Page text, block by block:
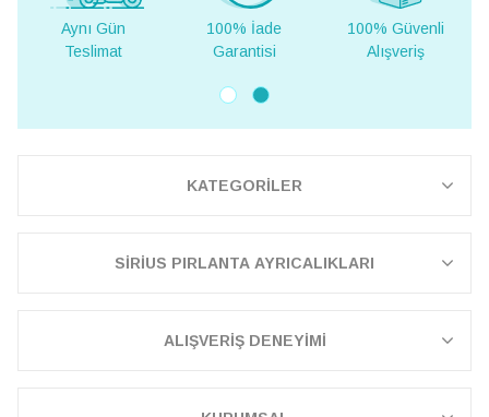
Aynı Gün
Teslimat
100% İade
Garantisi
100% Güvenli
Alışveriş
KATEGORİLER
SİRİUS PIRLANTA AYRICALIKLARI
ALIŞVERİŞ DENEYİMİ